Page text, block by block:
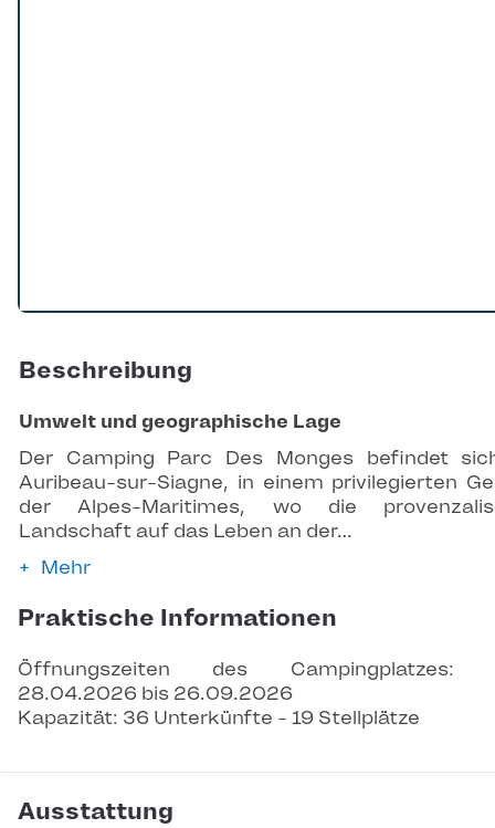
Beschreibung
Umwelt und geographische Lage
Der Camping Parc Des Monges befindet
Auribeau-sur-Siagne, in einem privilegierten
der Alpes-Maritimes, wo die
Landschaft auf das Leben an der…
Mehr
Praktische Informationen
Öffnungszeiten des Campingplatzes:
28.04.2026 bis 26.09.2026
Kapazität: 36 Unterkünfte - 19 Stellplätze
Ausstattung